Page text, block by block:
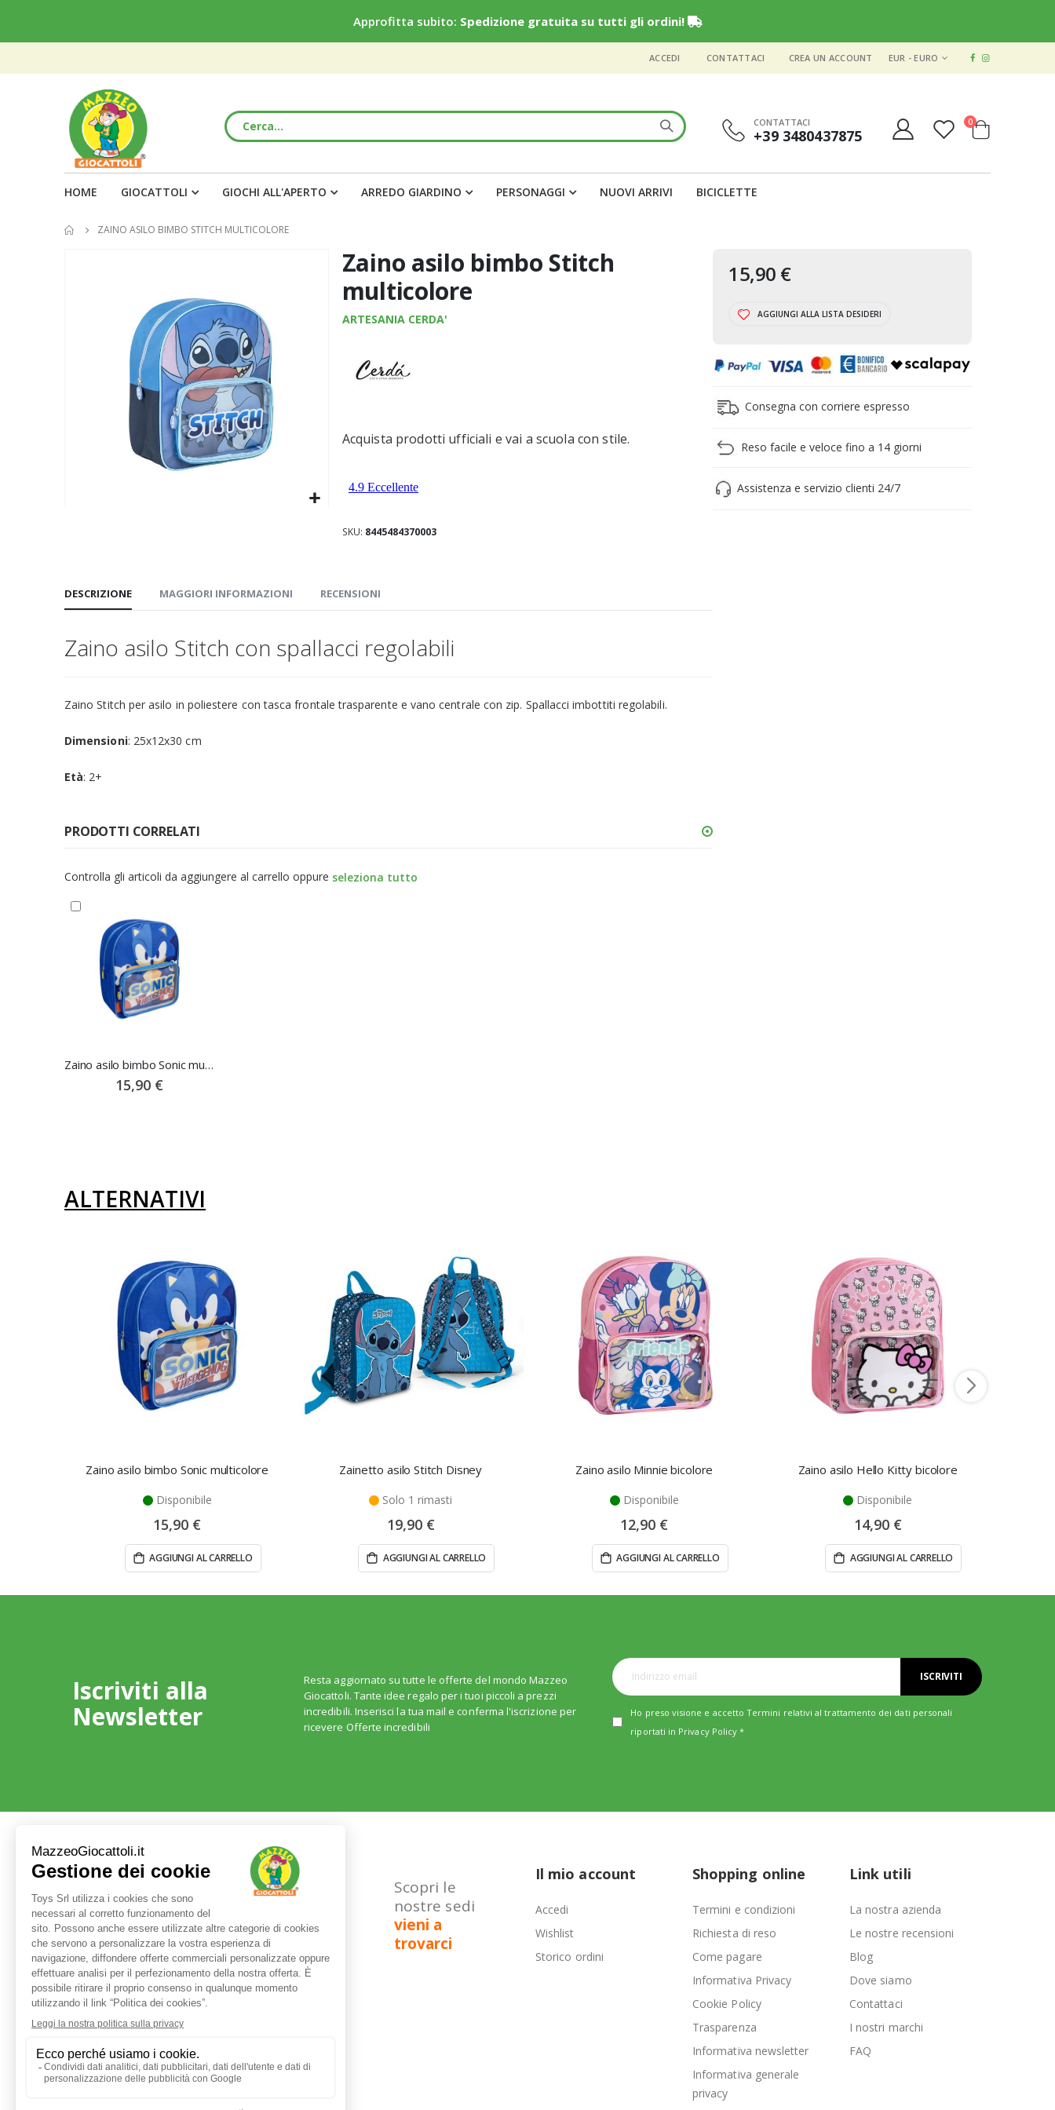
Approfitta subito: Spedizione gratuita su tutti gli ordini!
VALUTA
EUR - EURO
ACCEDI CONTATTACI CREA UN ACCOUNT
CONTATTACI
+39 3480437875 Cart
0elementi
HOME GIOCATTOLI GIOCHI ALL'APERTO ARREDO GIARDINO PERSONAGGI NUOVI ARRIVI BICICLETTE
ZAINO ASILO BIMBO STITCH MULTICOLORE
di
immagini
Zaino asilo bimbo Stitch
multicolore
ARTESANIA CERDA'
Acquista prodotti ufficiali e vai a scuola con stile.
SKU 8445484370003
DESCRIZIONE
Zaino asilo Stitch con spallacci regolabili
Zaino Stitch per asilo in poliestere con tasca frontale trasparente e vano centrale con zip. Spallacci imbottiti regolabili.
Dimensioni: 25x12x30 cm
Età: 2+
MAGGIORI INFORMAZIONI RECENSIONI
PRODOTTI CORRELATI
Controlla gli articoli da aggiungere al carrello oppure seleziona tutto
Zaino asilo bimbo Sonic multicolore
15,90 €
15,90 €
AGGIUNGI ALLA LISTA DESIDERI
Consegna con corriere espresso
Reso facile e veloce fino a 14 giorni
Assistenza e servizio clienti 24/7
ALTERNATIVI
Zaino asilo bimbo Sonic multicolore
Disponibile
15,90 €
AGGIUNGI AL CARRELLO
Zainetto asilo Stitch Disney
Solo 1 rimasti
19,90 €
AGGIUNGI AL CARRELLO
Zaino asilo Minnie bicolore
Disponibile
12,90 €
AGGIUNGI AL CARRELLO
Zaino asilo Hello Kitty bicolore
Disponibile
14,90 €
AGGIUNGI AL CARRELLO
Iscriviti alla
Newsletter
Resta aggiornato su tutte le offerte del mondo Mazzeo
Giocattoli. Tante idee regalo per i tuoi piccoli a prezzi
incredibili. Inserisci la tua mail e conferma l'iscrizione per
ricevere Offerte incredibili
ISCRIVITI
Ho preso visione e accetto Termini relativi al trattamento dei dati personali
riportati in Privacy Policy *
Servizio clienti
TEL: +39 3480437875
9:00 - 17:30
E-MAIL:
shop@mazzeogiocattoli.it
Scopri le
nostre sedi
vieni a
trovarci
Il mio account
Accedi
Wishlist
Storico ordini
Shopping online
Termini e condizioni
Richiesta di reso
Come pagare
Informativa Privacy
Cookie Policy
Trasparenza
Informativa newsletter
Informativa generale
privacy
Link utili
La nostra azienda
Le nostre recensioni
Blog
Dove siamo
Contattaci
I nostri marchi
FAQ